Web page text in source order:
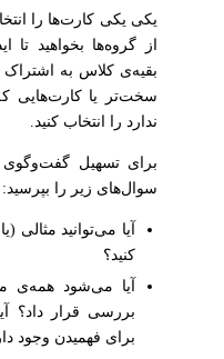
یکی یکی کارت‌ها را
از گروه‌ها بخواهید تا
بقیه‌ی کلاس به اشتراک
سخت‌تر یا کارت‌هایی
ندارد را انتخاب کنید.
برای تسهیل گفت‌وگوی
سوال‌های زیر را بپرسید:
آیا می‌توانید مثالی
کنید؟
آیا می‌شود همه‌ی
بررسی قرار داد؟
برای فهمیدن وجود